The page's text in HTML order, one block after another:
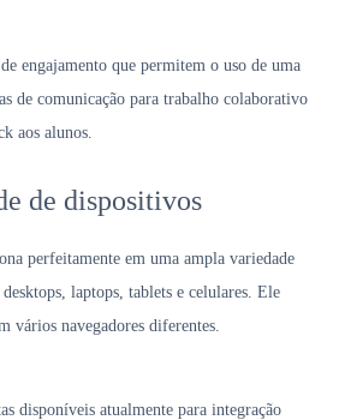
engajamento que permitem o uso de uma
de comunicação para trabalho colaborativo
aos alunos.
de dispositivos
perfeitamente em uma ampla variedade
laptops, tablets e celulares. Ele
vários navegadores diferentes.
disponíveis atualmente para integração